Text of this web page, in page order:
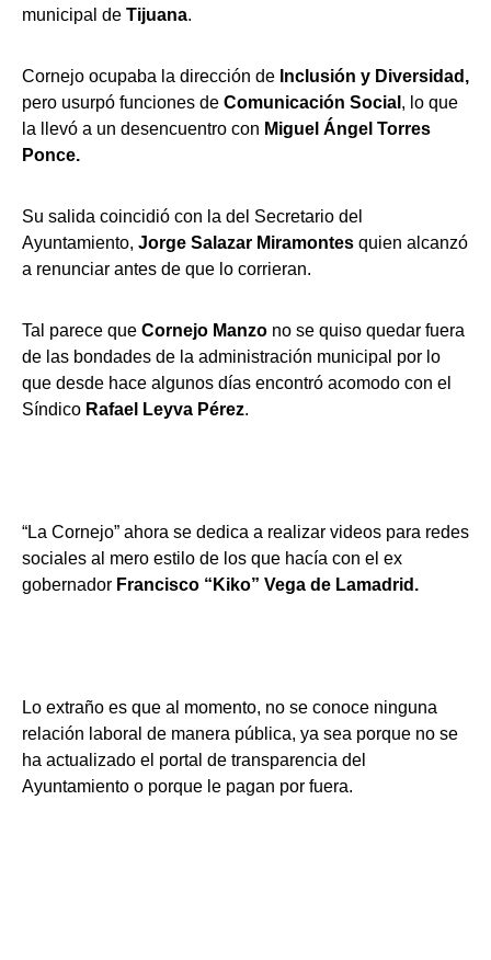
municipal de Tijuana.
Cornejo ocupaba la dirección de Inclusión y Diversidad,
pero usurpó funciones de Comunicación Social , lo que
la llevó a un desencuentro con Miguel Ángel Torres
Ponce.
Su salida coincidió con la del Secretario del
Ayuntamiento, Jorge Salazar Miramontes quien alcanzó
a renunciar antes de que lo corrieran.
Tal parece que Cornejo Manzo no se quiso quedar fuera
de las bondades de la administración municipal por lo
que desde hace algunos días encontró acomodo con el
Síndico Rafael Leyva Pérez.
“La Cornejo” ahora se dedica a realizar videos para redes
sociales al mero estilo de los que hacía con el ex
gobernador Francisco “Kiko” Vega de Lamadrid.
Lo extraño es que al momento, no se conoce ninguna
relación laboral de manera pública, ya sea porque no se
ha actualizado el portal de transparencia del
Ayuntamiento o porque le pagan por fuera.